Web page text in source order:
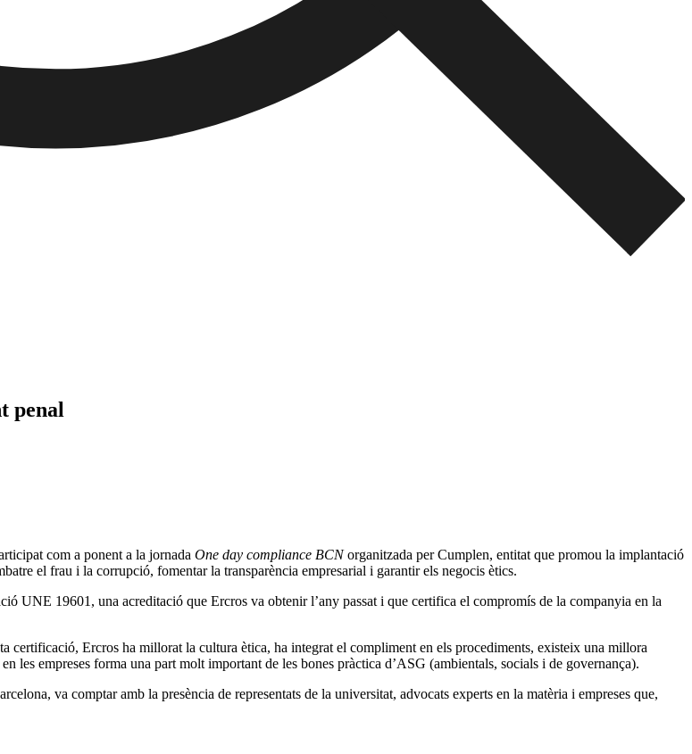
penal
com a ponent a la jornada One day compliance BCNorganitzada per Cumplen, entitat que promou la implantació
el frau i la corrupció, fomentar la transparència empresarial i garantir els negocis ètics.
UNE 19601, una acreditació que Ercros va obtenir l’any passat i que certifica el compromís de la companyia en la
certificació, Ercros ha millorat la cultura ètica, ha integrat el compliment en els procediments, existeix una millora
les empreses forma una part molt important de les bones pràctica d’ASG (ambientals, socials i de governança).
va comptar amb la presència de representats de la universitat, advocats experts en la matèria i empreses que,